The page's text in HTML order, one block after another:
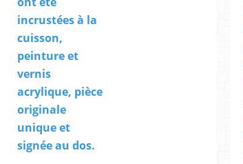
incrustées à la
cuisson,
peinture et
vernis
acrylique, pièce
originale
unique et
signée au dos.